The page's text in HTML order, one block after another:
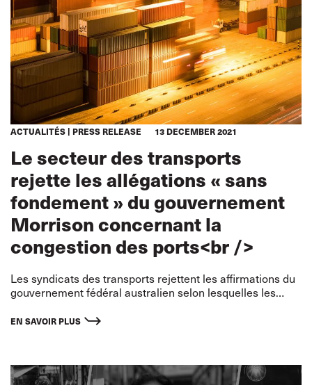
ACTUALITÉS PRESS RELEASE 13 DECEMBER 2021
Le secteur des transports
rejette les allégations « sans
fondement » du gouvernement
Morrison concernant la
congestion des ports<br />
Les syndicats des transports rejettent les affirmations du
gouvernement fédéral australien selon lesquelles les
d’approvisionnement seraient propres à ce pays, ou que
EN SAVOIR PLUS